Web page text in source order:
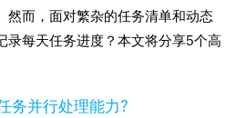
然而，面对繁杂的任务清单和动态
录每天任务进度？本文将分享5个高